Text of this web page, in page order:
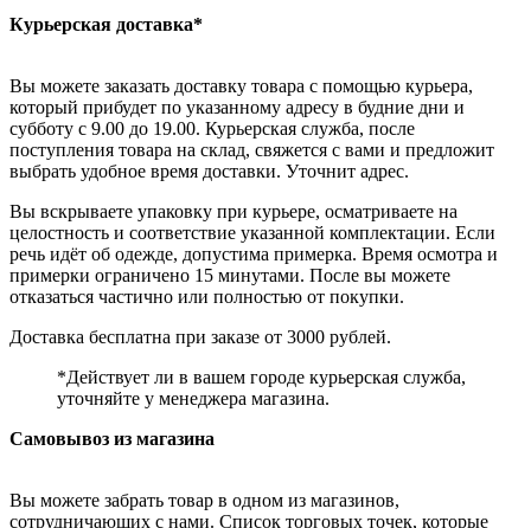
Курьерская доставка*
Вы можете заказать доставку товара с помощью курьера,
который прибудет по указанному адресу в будние дни и
субботу с 9.00 до 19.00. Курьерская служба, после
поступления товара на склад, свяжется с вами и предложит
выбрать удобное время доставки. Уточнит адрес.
Вы вскрываете упаковку при курьере, осматриваете на
целостность и соответствие указанной комплектации. Если
речь идёт об одежде, допустима примерка. Время осмотра и
примерки ограничено 15 минутами. После вы можете
отказаться частично или полностью от покупки.
Доставка бесплатна при заказе от 3000 рублей.
*Действует ли в вашем городе курьерская служба,
уточняйте у менеджера магазина.
Самовывоз из магазина
Вы можете забрать товар в одном из магазинов,
сотрудничающих с нами. Список торговых точек, которые